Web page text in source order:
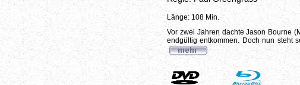
Länge: 108 Min.
Vor zwei Jahren dachte Jason Bourne
endgültig entkommen. Doch nun steht